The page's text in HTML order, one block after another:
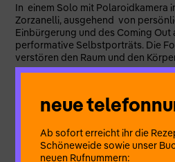
In einem Solo mit Polaroidkamera
Zorzanelli, ausgehend von
Einbürgerung und des Coming
performative Selbstporträts. Die
verstören den Raum und den
Konzept, Text, Performance,
Kostüm- und BühnenbildAndreina
neue
Ab sofort erreicht ihr die
Schöneweide sowie unser
neuen Rufnummern: